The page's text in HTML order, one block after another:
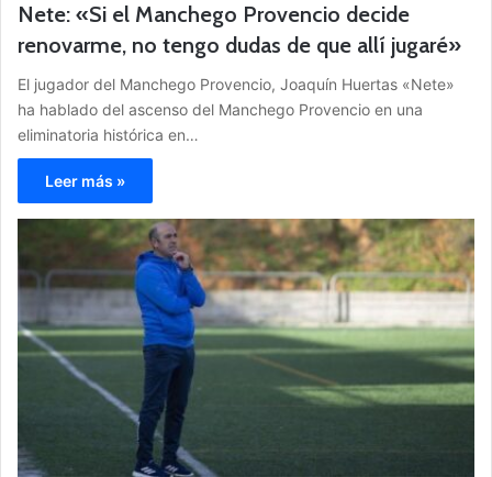
Nete: «Si el Manchego Provencio decide
renovarme, no tengo dudas de que allí jugaré»
El jugador del Manchego Provencio, Joaquín Huertas «Nete»
ha hablado del ascenso del Manchego Provencio en una
eliminatoria histórica en…
Leer más »